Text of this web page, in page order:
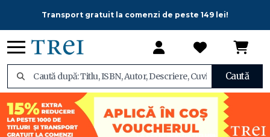
Transport gratuit la comenzi de peste 149 lei!
Caută